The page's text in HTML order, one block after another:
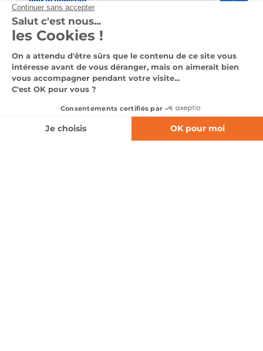
Nous contacter
0374027119
Nos véhicules en stock